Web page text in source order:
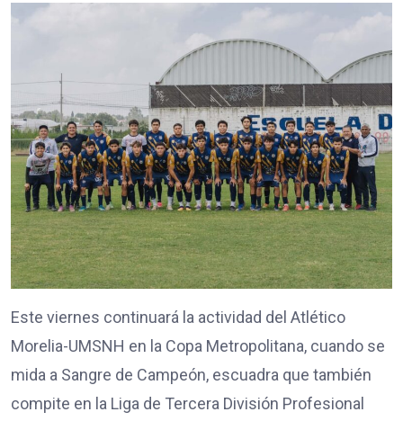
Este viernes continuará la actividad del Atlético
Morelia-UMSNH en la Copa Metropolitana, cuando se
mida a Sangre de Campeón, escuadra que también
compite en la Liga de Tercera División Profesional